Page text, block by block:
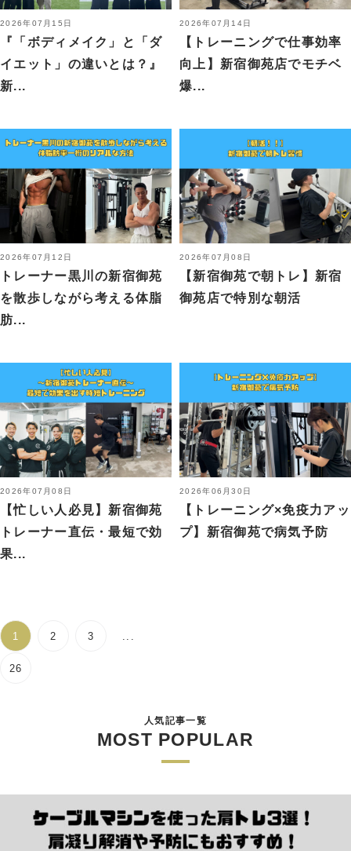
2026年07月15日
『「ボディメイク」と「ダ
イエット」の違いとは？』
新...
2026年07月14日
【トレーニングで仕事効率
向上】新宿御苑店でモチベ
爆...
2026年07月12日
トレーナー黒川の新宿御苑
を散歩しながら考える体脂
肪...
2026年07月08日
【新宿御苑で朝トレ】新宿
御苑店で特別な朝活
2026年07月08日
【忙しい人必見】新宿御苑
トレーナー直伝・最短で効
果...
2026年06月30日
【トレーニング×免疫力アッ
プ】新宿御苑で病気予防
1 2 3 ...
26
人気記事一覧
MOST POPULAR